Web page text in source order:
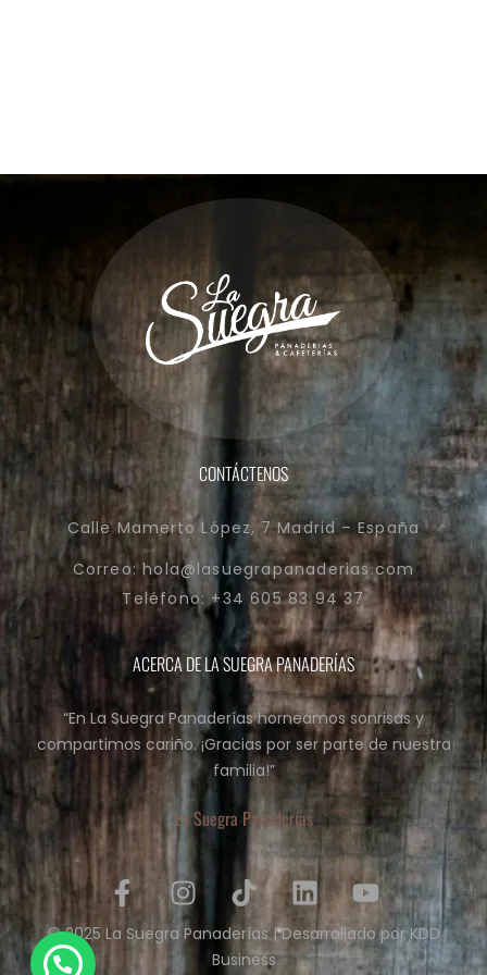
CONTÁCTENOS
Calle Mamerto López, 7 Madrid – España
Correo: hola@lasuegrapanaderias.com
Teléfono: +34 605 83 94 37
ACERCA DE LA SUEGRA PANADERÍAS
“En La Suegra Panaderías horneamos sonrisas y
compartimos cariño. ¡Gracias por ser parte de nuestra
familia!”
La Suegra Panaderías
© 2025 La Suegra Panaderías | Desarrollado por KDD
Business